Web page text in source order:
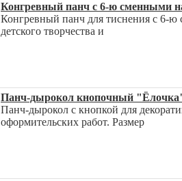
Конгревный панч с 6-ю сменными
Конгревный панч для тиснения с 6-ю
детского творчества и
Панч-дырокол кнопочный
Панч-дырокол с кнопкой для
оформительских работ. Размер